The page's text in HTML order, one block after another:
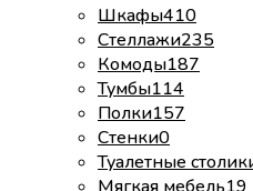
Шкафы410
Стеллажи235
Комоды187
Тумбы114
Полки157
Стенки0
Туалетные